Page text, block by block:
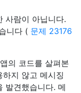
사람이 아닙니다.
니다 ( 문제 23176
의 코드를 살펴본
지 않고 메시징
발견했습니다. 메